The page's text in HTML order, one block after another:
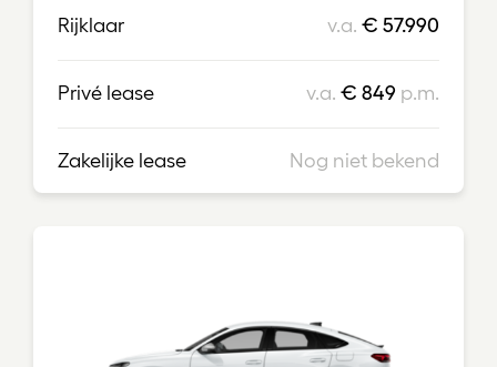
Rijklaar v.a.€ 57.990
Privé lease v.a.€ 849 p.m.
Zakelijke lease Nog niet bekend